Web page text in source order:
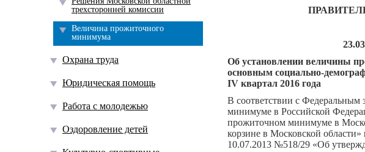
трехсторонней комиссии
Величина прожиточного
минимума
Охрана труда
Юридическая помощь
Работа с молодежью
Оздоровление детей
Об установлении величины
основным социально-
IV квартал 2016 года
В соответствии с
минимуме в Российской
прожиточном минимуме в
корзине в Московской
10.07.2013 №518/29 «Об